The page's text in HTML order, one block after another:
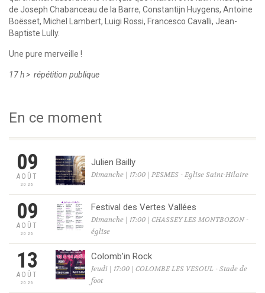
de Joseph Chabanceau de la Barre, Constantijn Huygens, Antoine
Boësset, Michel Lambert, Luigi Rossi, Francesco Cavalli, Jean-
Baptiste Lully.
Une pure merveille !
17 h > répétition publique
En ce moment
09
AOÛT
2026
Julien Bailly
Dimanche | 17:00 | PESMES - Eglise Saint-Hilaire
09
AOÛT
2026
Festival des Vertes Vallées
Dimanche | 17:00 | CHASSEY LES MONTBOZON -
église
13
AOÛT
2026
Colomb’in Rock
Jeudi | 17:00 | COLOMBE LES VESOUL - Stade de
foot